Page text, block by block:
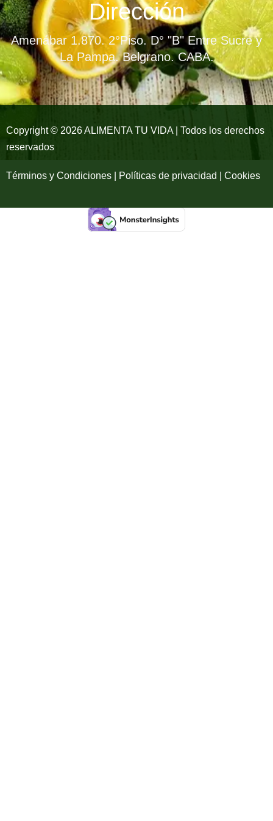
e
b
o
o
k
-
t
a
g
r
a
m
t
u
b
e
Dirección
Amenábar 1.870. 2°Piso. D° "B" Entre Sucre y
La Pampa. Belgrano. CABA.
Copyright © 2026 ALIMENTA TU VIDA | Todos los derechos
reservados
Términos y Condiciones | Políticas de privacidad | Cookies